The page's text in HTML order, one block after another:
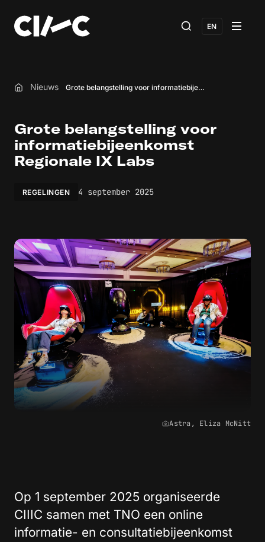
EN
Home
Nieuws Grote belangstelling voor informatiebijeenkomst Regionale IX Labs
Grote belangstelling voor
informatiebijeenkomst
Regionale IX Labs
REGELINGEN 4 september 2025
Astra, Eliza McNitt
Op 1 september 2025 organiseerde
CIIIC samen met TNO een online
informatie- en consultatiebijeenkomst